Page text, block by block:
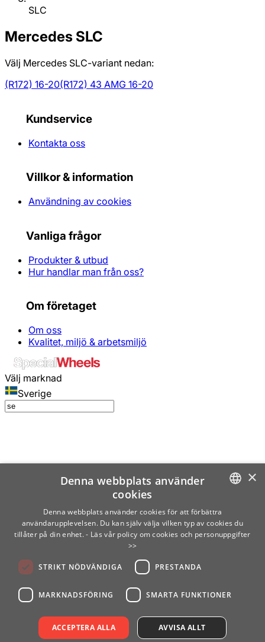
SLC
Mercedes SLC
Välj Mercedes SLC-variant nedan:
(R172) 16-20(R172) 43 AMG 16-20
Kundservice
Kontakta oss
Villkor & information
Användning av cookies
Vanliga frågor
Produkter & utbud
Hur handlar man från oss?
Om företaget
Om oss
Kvalitet, miljö & arbetsmiljö
Välj marknad
Sverige
SWEDISH
×
Denna webbplats använder
cookies
Denna webbplats använder cookies för att förbättra
användarupplevelsen. Du kan själv välja vilken typ av cookies du
tillåter på din enhet. - Läs vår policy om cookies och personuppgifter
>>
STRIKT NÖDVÄNDIGA PRESTANDA
MARKNADSFÖRING SMARTA FUNKTIONER
ACCEPTERA ALLA AVVISA ALLT